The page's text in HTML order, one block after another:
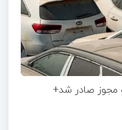
خودرو مجوز صادر شد+